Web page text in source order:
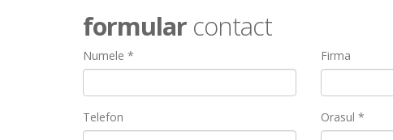
formular contact
Numele * Firma
Telefon Orasul *